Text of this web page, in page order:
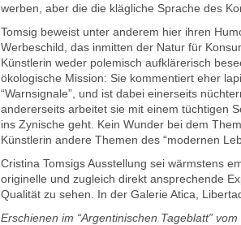
werben, aber die die klägliche Sprache des
Tomsig beweist unter anderem hier ihren
Werbeschild, das inmitten der Natur für
Künstlerin weder polemisch aufklärerisch
ökologische Mission: Sie kommentiert eher
“Warnsignale”, und ist dabei einerseits
andererseits arbeitet sie mit einem tüchtigen
ins Zynische geht. Kein Wunder bei dem
Künstlerin andere Themen des “modernen
Cristina Tomsigs Ausstellung sei wärmstens
originelle und zugleich direkt ansprechende
Qualität zu sehen. In der Galerie Atica,
Erschienen im “Argentinischen Tageblatt” vom